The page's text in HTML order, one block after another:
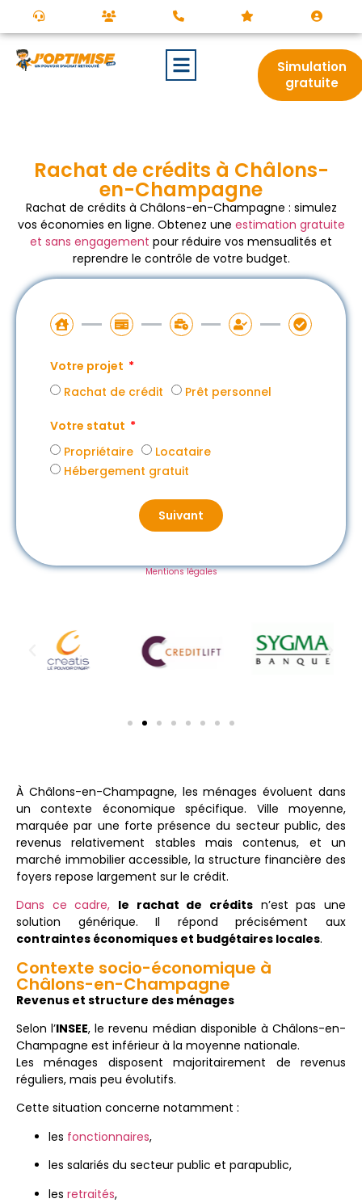
Simulation
gratuite
Rachat de crédits à Châlons-
en-Champagne
Rachat de crédits à Châlons-en-Champagne : simulez
vos économies en ligne. Obtenez une estimation gratuite
et sans engagement pour réduire vos mensualités et
reprendre le contrôle de votre budget.
Votre projet
Rachat de crédit
Prêt personnel
Votre statut
Propriétaire
Locataire
Hébergement gratuit
Suivant
Mentions légales
À Châlons-en-Champagne, les ménages évoluent dans
un contexte économique spécifique. Ville moyenne,
marquée par une forte présence du secteur public, des
revenus relativement stables mais contenus, et un
marché immobilier accessible, la structure financière des
foyers repose largement sur le crédit.
Dans ce cadre, le rachat de crédits n’est pas une
solution générique. Il répond précisément aux
contraintes économiques et budgétaires locales.
Contexte socio-économique à
Châlons-en-Champagne
Revenus et structure des ménages
Selon l’INSEE, le revenu médian disponible à Châlons-en-
Champagne est inférieur à la moyenne nationale.
Les ménages disposent majoritairement de revenus
réguliers, mais peu évolutifs.
Cette situation concerne notamment :
les fonctionnaires,
les salariés du secteur public et parapublic,
les retraités,